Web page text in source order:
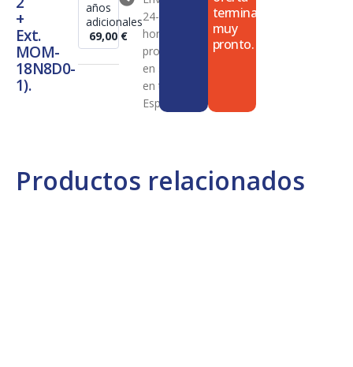
Productos relacionados
+
Ext.
MOM-
18N8D0-
1).
años
adicionales
69,00 €
24-72
horas en
productos
en stock
en toda
España
termina
muy
pronto.